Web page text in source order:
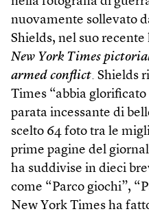
nuovamente sollevato
Shields, nel suo recente
New York Times
armed conflict. Shields
Times “abbia
parata incessante di
scelto 64 foto tra le
prime pagine del
ha suddivise in dieci
come “Parco giochi”,
New York Times ha